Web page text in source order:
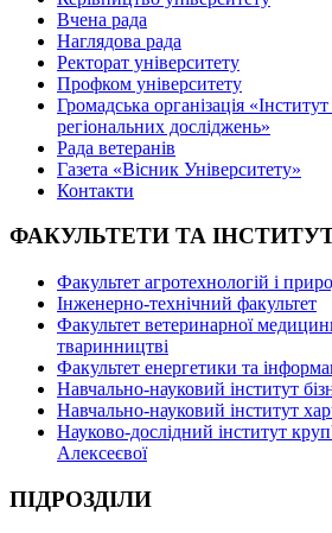
Вчена рада
Наглядова рада
Ректорат університету
Профком університету
Громадська організація
регіональних досліджень»
Рада ветеранів
Газета «Вісник Університету»
Контакти
ФАКУЛЬТЕТИ ТА
Факультет агротехнологій і
Інженерно-технічний факультет
Факультет ветеринарної
тваринництві
Факультет енергетики та
Навчально-науковий інститут
Навчально-науковий інститут
Науково-дослідний інститут
Алексеєвої
ПІДРОЗДІЛИ